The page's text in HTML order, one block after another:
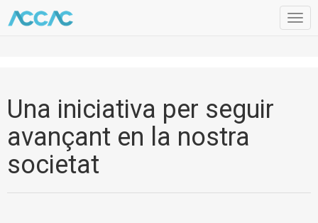
Una iniciativa per seguir
avançant en la nostra
societat